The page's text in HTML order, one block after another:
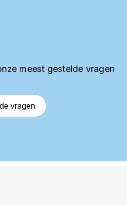
meest gestelde vragen
vragen